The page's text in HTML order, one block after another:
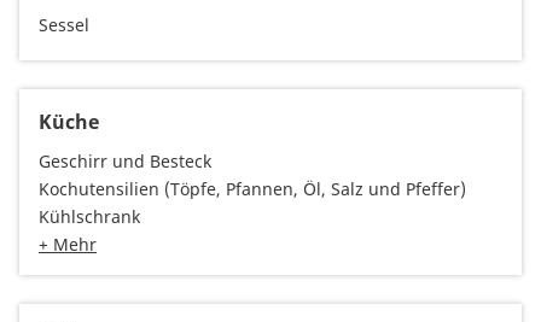
Sessel
Küche
Geschirr und Besteck
Kochutensilien (Töpfe, Pfannen, Öl, Salz und Pfeffer)
Kühlschrank
+ Mehr